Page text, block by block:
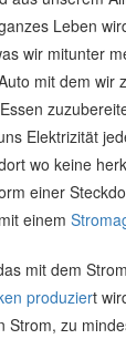
Leben
wir mitunter
mit dem wir
Elektrizität
wo keine
einer
einem
mit dem
produziert
Strom, zu